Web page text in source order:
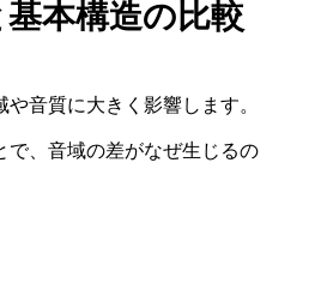
本構造の比較
音質に大きく影響します。
で、音域の差がなぜ生じるの